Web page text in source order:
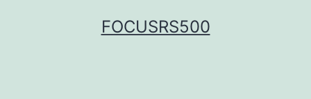
FOCUSRS500